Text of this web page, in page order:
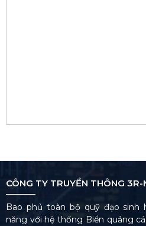
CÔNG TY TRUYỀN THÔNG 3R-
Bao phủ toàn bộ quỹ đạo sinh
năng với hệ thống Biển quảng